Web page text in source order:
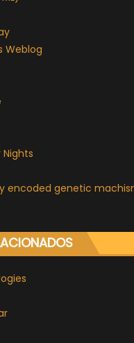
Weblog
encoded genetic